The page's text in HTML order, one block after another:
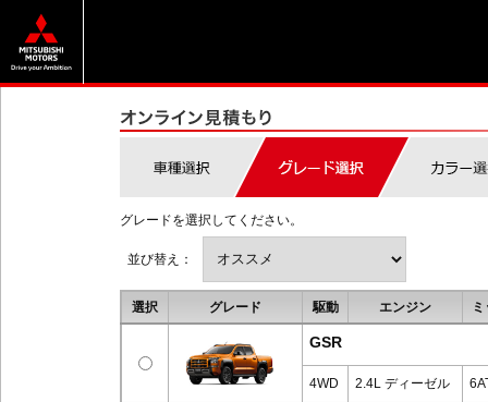
グレードを選択してください。
並び替え：
選択 グレード 駆動 エンジン
GSR
4WD 2.4L ディーゼル